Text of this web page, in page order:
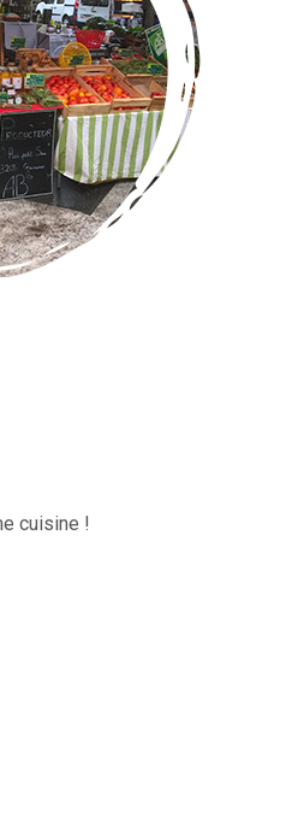
cuisine !